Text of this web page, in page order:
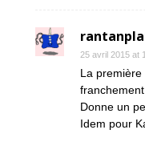
25 avril 2015 at
La
Donne un
Idem pour